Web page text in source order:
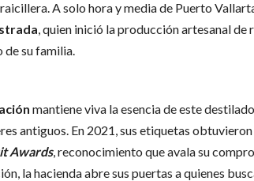
A solo hora y media de Puerto
, quien inició la producción artesanal de
de su familia.
mantiene viva la esencia de este
antiguos. En 2021, sus etiquetas
Awards, reconocimiento que avala su
la hacienda abre sus puertas a quienes